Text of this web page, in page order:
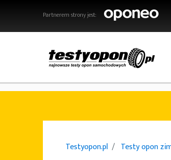
Partnerem strony jest:
Testyopon.pl Testy opon